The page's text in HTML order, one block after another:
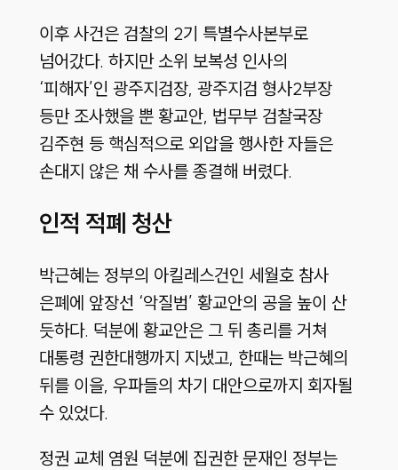
이후 사건은 검찰의 2기 특별수사본부로
넘어갔다. 하지만 소위 보복성 인사의
‘피해자’인 광주지검장, 광주지검 형사2부장
등만 조사했을 뿐 황교안, 법무부 검찰국장
김주현 등 핵심적으로 외압을 행사한 자들은
손대지 않은 채 수사를 종결해 버렸다.
인적 적폐 청산
박근혜는 정부의 아킬레스건인 세월호 참사
은폐에 앞장선 ‘악질범’ 황교안의 공을 높이 산
듯하다. 덕분에 황교안은 그 뒤 총리를 거쳐
대통령 권한대행까지 지냈고, 한때는 박근혜의
뒤를 이을, 우파들의 차기 대안으로까지 회자될
수 있었다.
정권 교체 염원 덕분에 집권한 문재인 정부는